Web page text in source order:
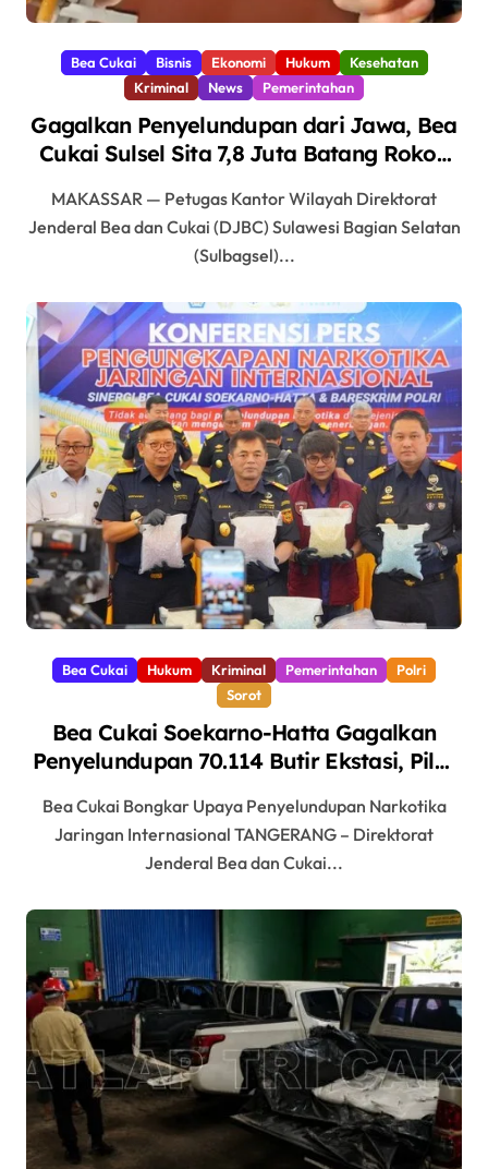
Bea Cukai Bisnis Ekonomi Hukum
Kesehatan
Kriminal
News Pemerintahan
Gagalkan Penyelundupan dari Jawa, Bea
Cukai Sulsel Sita 7,8 Juta Batang Rokok
MAKASSAR — Petugas Kantor Wilayah Direktorat
Jenderal Bea dan Cukai (DJBC) Sulawesi Bagian Selatan
(Sulbagsel)...
Bea Cukai Hukum Kriminal Pemerintahan
Polri
Sorot
Bea Cukai Soekarno-Hatta Gagalkan
Penyelundupan 70.114 Butir Ekstasi, Pilot
Bea Cukai Bongkar Upaya Penyelundupan Narkotika
Jaringan Internasional TANGERANG – Direktorat
Jenderal Bea dan Cukai...